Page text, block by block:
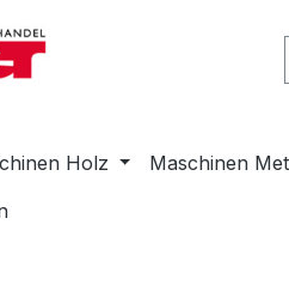
Holz Maschinen